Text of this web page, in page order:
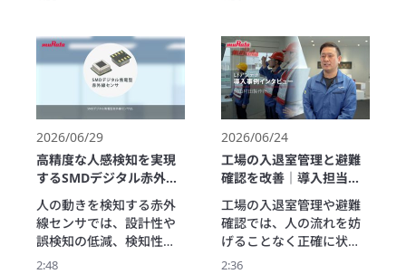
動作検知を、実際のデモ
映像でご覧ください。こ
の動画では、村田製作所
の樹脂パッケージ型防水
気圧センサの検知精度を
デモンストレーションで
紹介します。
※開発品　商品の仕様、
外観は予告なく変更する
場合があります。
にも最適な薄型化を実
現。デモでその安定した
性能を詳しくご紹介しま
す。
※開発品　商品の仕様、
外観は予告なく変更する
場合があります。
2026/06/29
高精度な人感検知を実現
するSMDデジタル赤外線
センサ【小型・高RFI耐
性】
人の動きを検知する赤外
線センサでは、設計性や
誤検知の低減、検知性能
が重要なポイントとなり
2:48
2026/06/24
工場の入退室管理と避難
確認を改善｜導入担当者
が語るLFアンテナ活用事
例【岡山村田製作所】
工場の入退室管理や避難
確認では、人の流れを妨
げることなく正確に状況
を把握できる仕組みが求
2:36